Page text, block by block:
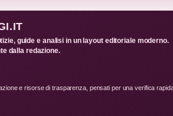
guide e analisi in un layout editoriale moderno.
dalla redazione.
e risorse di trasparenza, pensati per una verifica